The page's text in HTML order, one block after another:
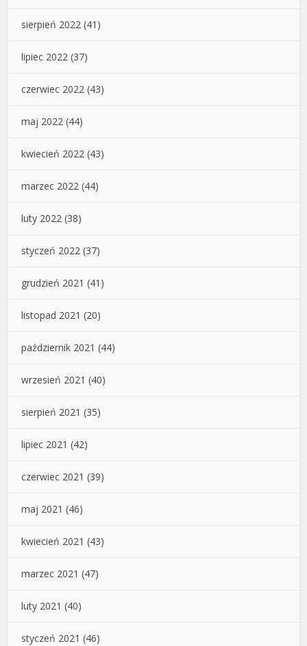
sierpień 2022 (41)
lipiec 2022 (37)
czerwiec 2022 (43)
maj 2022 (44)
kwiecień 2022 (43)
marzec 2022 (44)
luty 2022 (38)
styczeń 2022 (37)
grudzień 2021 (41)
listopad 2021 (20)
październik 2021 (44)
wrzesień 2021 (40)
sierpień 2021 (35)
lipiec 2021 (42)
czerwiec 2021 (39)
maj 2021 (46)
kwiecień 2021 (43)
marzec 2021 (47)
luty 2021 (40)
styczeń 2021 (46)